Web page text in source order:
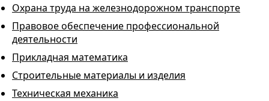
Охрана труда на железнодорожном транспорте
Правовое обеспечение профессиональной
деятельности
Прикладная математика
Строительные материалы и изделия
Техническая механика